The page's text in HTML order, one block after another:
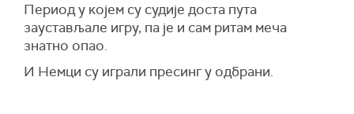
Период у којем су судије доста пута
заустављале игру, па је и сам ритам меча
знатно опао.
И Немци су играли пресинг у одбрани.